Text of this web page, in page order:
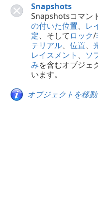
Snapshots
Snapshotsコマン
の付いた位置、 レ
定、そして ロック/
テリアル、 位置、
レイスメント 、 ソ
みを含むオブジェ
います。
オブジェクトを移